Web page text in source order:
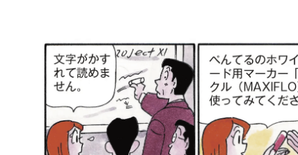
アートクレヨン くるりら